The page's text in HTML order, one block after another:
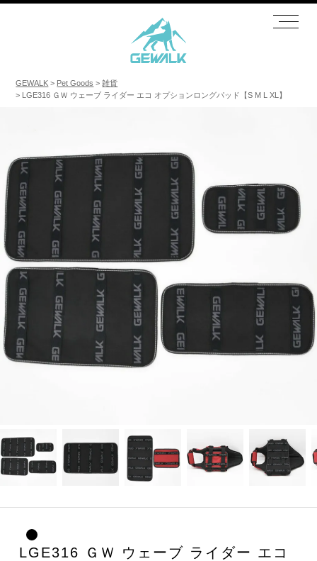
GEWALK Pet Goods
雑貨
LGE316 ＧＷ ウェーブ ライダー エコ オプションロングパッド【S M L XL】
LGE316 ＧＷ ウェーブ ライダー エコ